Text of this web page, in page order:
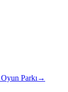
Parkı →